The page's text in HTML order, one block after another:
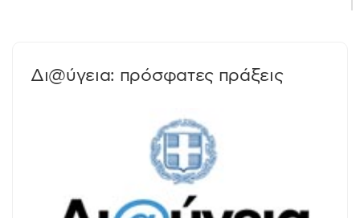
Δι@ύγεια: πρόσφατες πράξεις